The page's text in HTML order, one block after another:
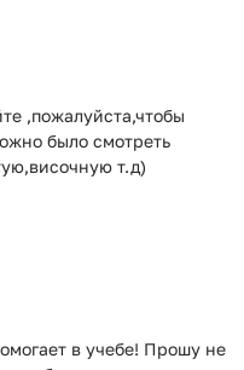
,пожалуйста,чтобы
было смотреть
т.д)
в учебе! Прошу не